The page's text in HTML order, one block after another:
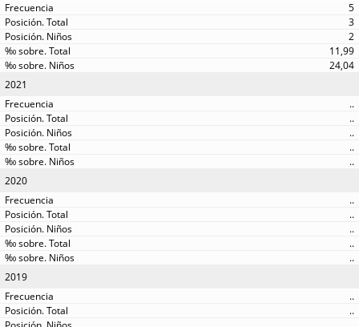
5
3
2
11,99
24,04
2021
..
..
..
..
..
2020
..
..
..
..
..
2019
..
..